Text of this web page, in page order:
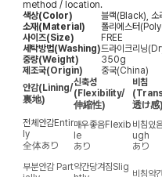
method / location.
색상(Color)
블랙(Black),
소재(Material)
폴리에스터
사이즈(Size)
FREE
세탁방법(Washing)드라이크리닝
중량(Weight)
350g
제조국(Origin)
중국(China)
안감(Lining/
裏地)
신축성
(Flexibility/
伸縮性)
비침
透け感)
전체안감Entir
ly
全体あり
매우좋음Flexib
le
あり
비침있
ugh
あり
부분안감 Part약간당겨짐Slig
비침약